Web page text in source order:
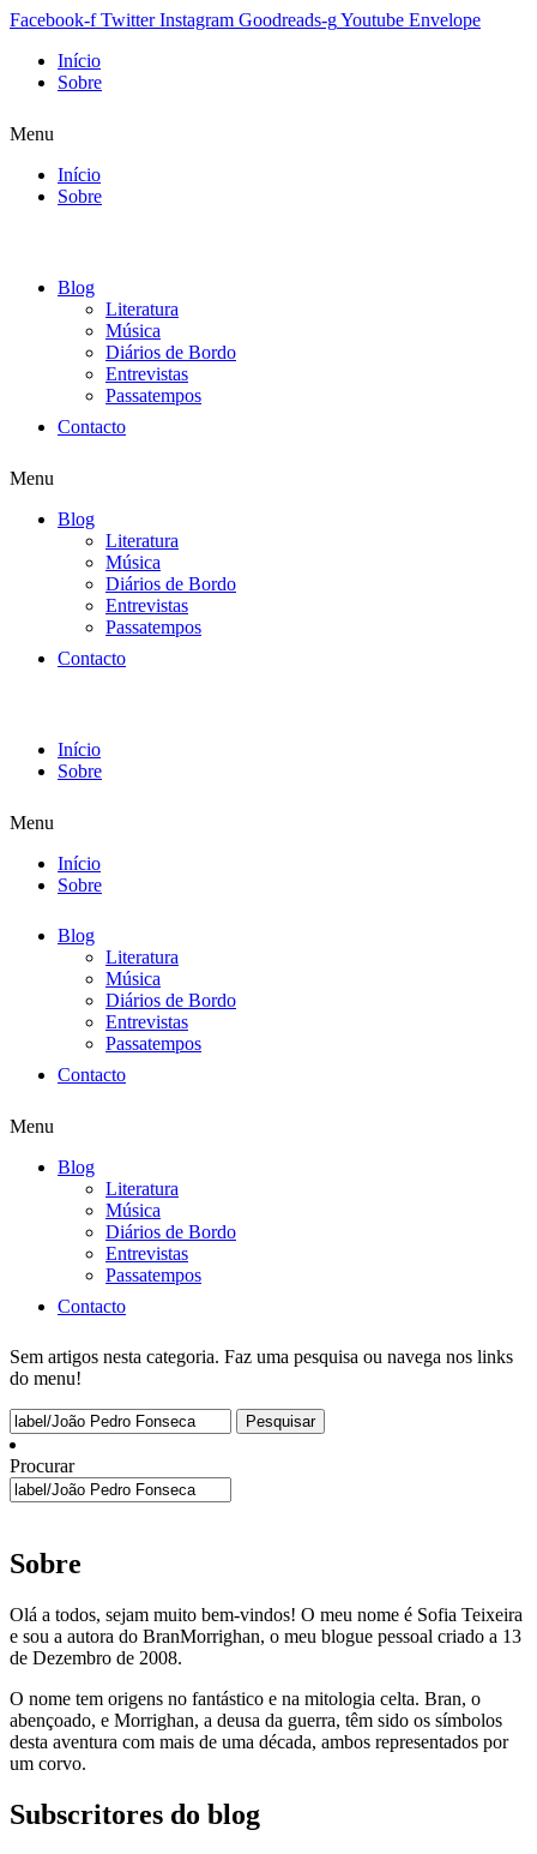
Facebook-f Twitter Instagram Goodreads-gYoutube Envelope
Início
Sobre
Menu
Início
Sobre
Blog
Literatura
Música
Diários de Bordo
Entrevistas
Passatempos
Contacto
Menu
Blog
Literatura
Música
Diários de Bordo
Entrevistas
Passatempos
Contacto
Início
Sobre
Menu
Início
Sobre
Blog
Literatura
Música
Diários de Bordo
Entrevistas
Passatempos
Contacto
Menu
Blog
Literatura
Música
Diários de Bordo
Entrevistas
Passatempos
Contacto
Sem artigos nesta categoria. Faz uma pesquisa ou navega nos links
do menu!
Pesquisar
por:
Procurar
Sobre
Olá a todos, sejam muito bem-vindos! O meu nome é Sofia Teixeira
e sou a autora do BranMorrighan, o meu blogue pessoal criado a 13
de Dezembro de 2008.
O nome tem origens no fantástico e na mitologia celta. Bran, o
abençoado, e Morrighan, a deusa da guerra, têm sido os símbolos
desta aventura com mais de uma década, ambos representados por
um corvo.
Subscritores do blog